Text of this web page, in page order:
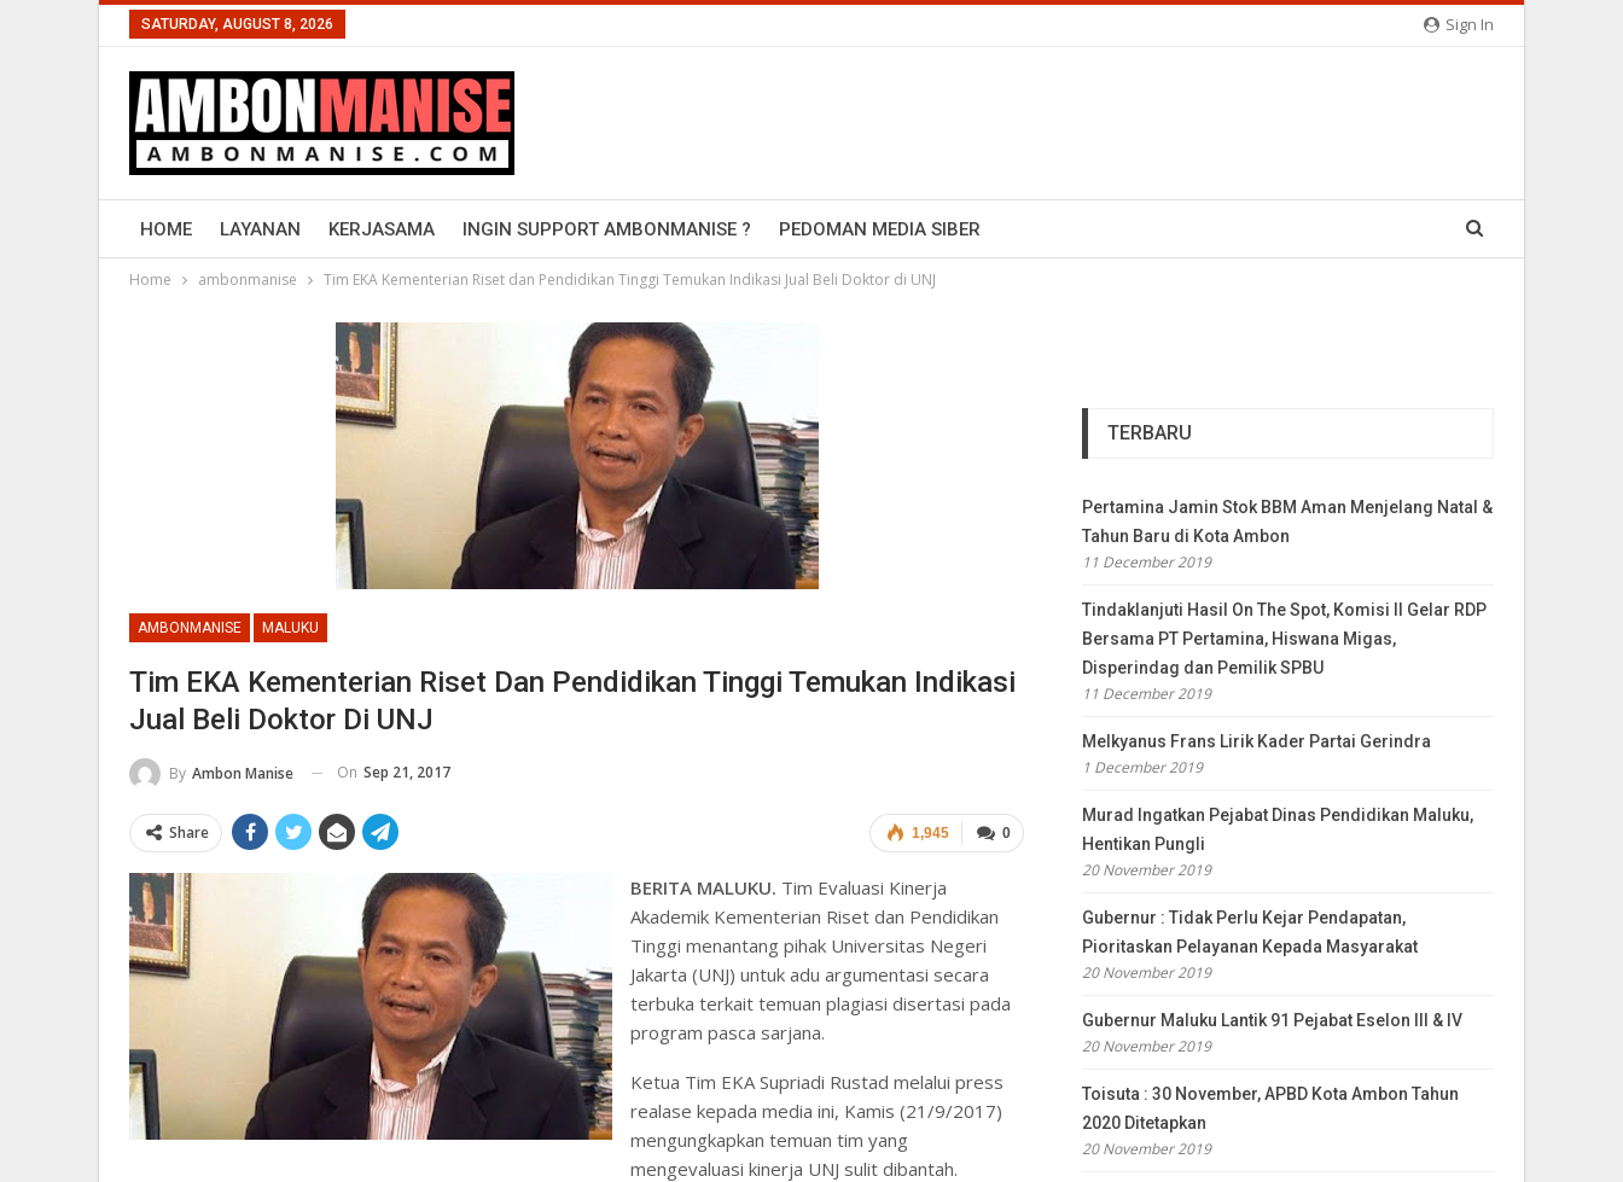
Sign In
SATURDAY, AUGUST 8, 2026
HOME LAYANAN KERJASAMA INGIN SUPPORT AMBONMANISE ? PEDOMAN MEDIA SIBER
Home ambonmanise Tim EKA Kementerian Riset dan Pendidikan Tinggi Temukan Indikasi Jual Beli Doktor di UNJ
AMBONMANISE MALUKU
Tim EKA Kementerian Riset Dan Pendidikan Tinggi Temukan Indikasi
Jual Beli Doktor Di UNJ
By Ambon Manise On Sep 21, 2017
0
1,945
Share
BERITA MALUKU. Tim Evaluasi Kinerja
Akademik Kementerian Riset dan Pendidikan
Tinggi menantang pihak Universitas Negeri
Jakarta (UNJ) untuk adu argumentasi secara
terbuka terkait temuan plagiasi disertasi pada
program pasca sarjana.
Ketua Tim EKA Supriadi Rustad melalui press
realase kepada media ini, Kamis (21/9/2017)
mengungkapkan temuan tim yang
mengevaluasi kinerja UNJ sulit dibantah.
TERBARU
Pertamina Jamin Stok BBM Aman Menjelang Natal &
Tahun Baru di Kota Ambon
11 December 2019
Tindaklanjuti Hasil On The Spot, Komisi II Gelar RDP
Bersama PT Pertamina, Hiswana Migas,
Disperindag dan Pemilik SPBU
11 December 2019
Melkyanus Frans Lirik Kader Partai Gerindra
1 December 2019
Murad Ingatkan Pejabat Dinas Pendidikan Maluku,
Hentikan Pungli
20 November 2019
Gubernur : Tidak Perlu Kejar Pendapatan,
Pioritaskan Pelayanan Kepada Masyarakat
20 November 2019
Gubernur Maluku Lantik 91 Pejabat Eselon III & IV
20 November 2019
Toisuta : 30 November, APBD Kota Ambon Tahun
2020 Ditetapkan
20 November 2019